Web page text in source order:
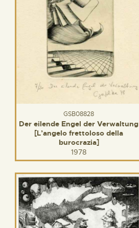
GSB08828
Der eilende Engel der Verwaltung
[L’angelo frettoloso della
burocrazia]
1978